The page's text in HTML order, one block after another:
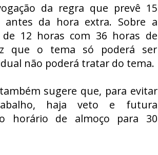
da regra que prevê 15
da hora extra. Sobre a
12 horas com 36 horas de
que o tema só poderá ser
não poderá tratar do tema.
sugere que, para evitar
haja veto e futura
horário de almoço para 30